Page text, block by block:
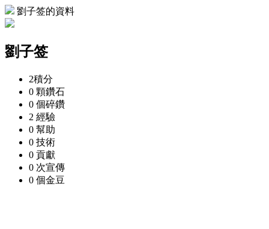
劉子签的資料
劉子签
2積分
0 顆鑽石
0 個碎鑽
2 經驗
0 幫助
0 技術
0 貢獻
0 次宣傳
0 個金豆